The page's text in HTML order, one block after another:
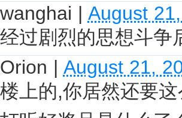
wanghai | August
经过剧烈的思想斗争
Orion | August 21,
楼上的,你居然还要